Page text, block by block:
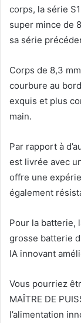
corps, la série
super mince de
sa série
Corps de 8,3
courbure au
exquis et plus
main.
Par rapport à
est livrée avec
offre une
également
Pour la batterie,
grosse batterie
IA innovant
Vous pourriez
MAÎTRE DE
l’alimentation